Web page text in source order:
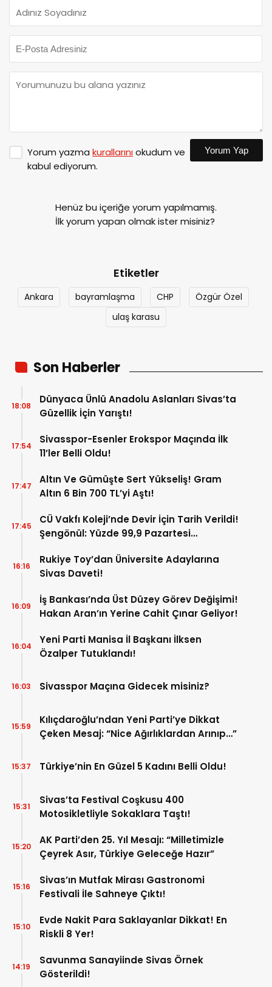
Yorum yazma kurallarınıokudum ve
kabul ediyorum.
Yorum Yap
Henüz bu içeriğe yorum yapılmamış.
İlk yorum yapan olmak ister misiniz?
Etiketler
Ankara bayramlaşma CHP
Özgür Özel
ulaş karasu
Son Haberler
Dünyaca Ünlü Anadolu Aslanları Sivas’ta
Güzellik İçin Yarıştı!
18:08
Sivasspor-Esenler Erokspor Maçında İlk
11’ler Belli Oldu!
17:54
Altın Ve Gümüşte Sert Yükseliş! Gram
Altın 6 Bin 700 TL’yi Aştı!
17:47
CÜ Vakfı Koleji’nde Devir İçin Tarih Verildi!
Şengönül: Yüzde 99,9 Pazartesi
17:45
Rukiye Toy’dan Üniversite Adaylarına
Sivas Daveti!
16:16
İş Bankası’nda Üst Düzey Görev Değişimi!
Hakan Aran’ın Yerine Cahit Çınar Geliyor!
16:09
Yeni Parti Manisa İl Başkanı İlksen
Özalper Tutuklandı!
16:04
Sivasspor Maçına Gidecek misiniz?
16:03
Kılıçdaroğlu’ndan Yeni Parti’ye Dikkat
Çeken Mesaj: “Nice Ağırlıklardan Arınıp…”
15:59
Türkiye’nin En Güzel 5 Kadını Belli Oldu!
15:37
Sivas’ta Festival Coşkusu 400
Motosikletliyle Sokaklara Taştı!
15:31
AK Parti’den 25. Yıl Mesajı: “Milletimizle
Çeyrek Asır, Türkiye Geleceğe Hazır”
15:20
Sivas’ın Mutfak Mirası Gastronomi
Festivali İle Sahneye Çıktı!
15:16
Evde Nakit Para Saklayanlar Dikkat! En
Riskli 8 Yer!
15:10
Savunma Sanayiinde Sivas Örnek
Gösterildi!
14:19